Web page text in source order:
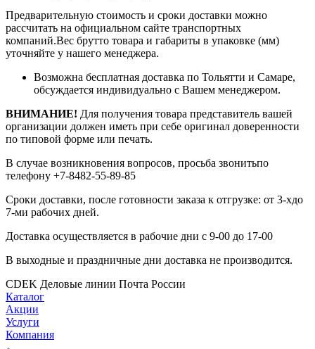
Предварительную стоимость и сроки доставки можно
рассчитать на официальном сайте транспортных
компаний.Вес брутто товара и габариты в упаковке (мм)
уточняйте у нашего менеджера.
Возможна бесплатная доставка по Тольятти и Самаре,
обсуждается индивидуально с Вашем менеджером.
ВНИМАНИЕ! Для получения товара представитель вашей
организации должен иметь при себе оригинал доверенности
по типовой форме или печать.
В случае возникновения вопросов, просьба звонитьпо
телефону +7-8482-55-89-85
Сроки доставки, после готовности заказа к отгрузке: от 3-хдо
7-ми рабочих дней.
Доставка осуществляется в рабочие дни с 9-00 до 17-00
В выходные и праздничные дни доставка не производится.
CDEK Деловые линии Почта России
Каталог
Акции
Услуги
Компания